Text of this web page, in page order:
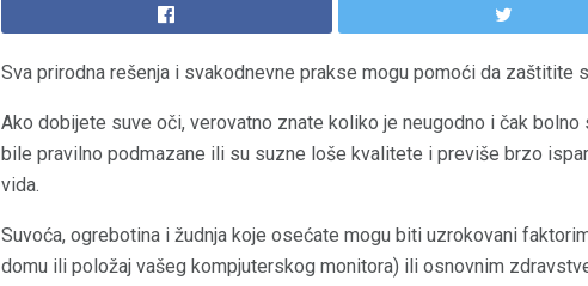
Sva prirodna rešenja i svakodnevne prakse mogu pomoći da zaštitite
Ako dobijete suve oči, verovatno znate koliko je neugodno i čak
bile pravilno podmazane ili su suzne loše kvalitete i previše brzo
vida.
Suvoća, ogrebotina i žudnja koje osećate mogu biti uzrokovani
domu ili položaj vašeg kompjuterskog monitora) ili osnovnim